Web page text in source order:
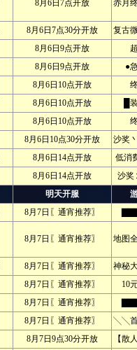
8月6日7点开放 赤月
8月6日7点30分开放
复古
8月6日9点开放
8月6日9点开放
●
8月6日10点开放
8月6日10点开放
█
8月6日10点开放
8月6日10点30分开放
沙奖
8月6日14点开放
低消
8月6日14点开放
沙奖
明天开服
8月7日〖通宵推荐〗
8月7日〖通宵推荐〗 地图
8月7日〖通宵推荐〗
神秘
8月7日〖通宵推荐〗
10
8月7日〖通宵推荐〗
8月7日〖通宵推荐〗
╲╲
8月7日9点30分开放
【散